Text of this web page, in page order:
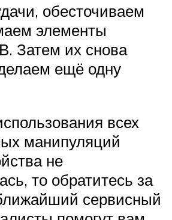
обесточиваем
элементы
Затем их снова
ещё одну
всех
манипуляций
не
то обратитесь за
сервисный